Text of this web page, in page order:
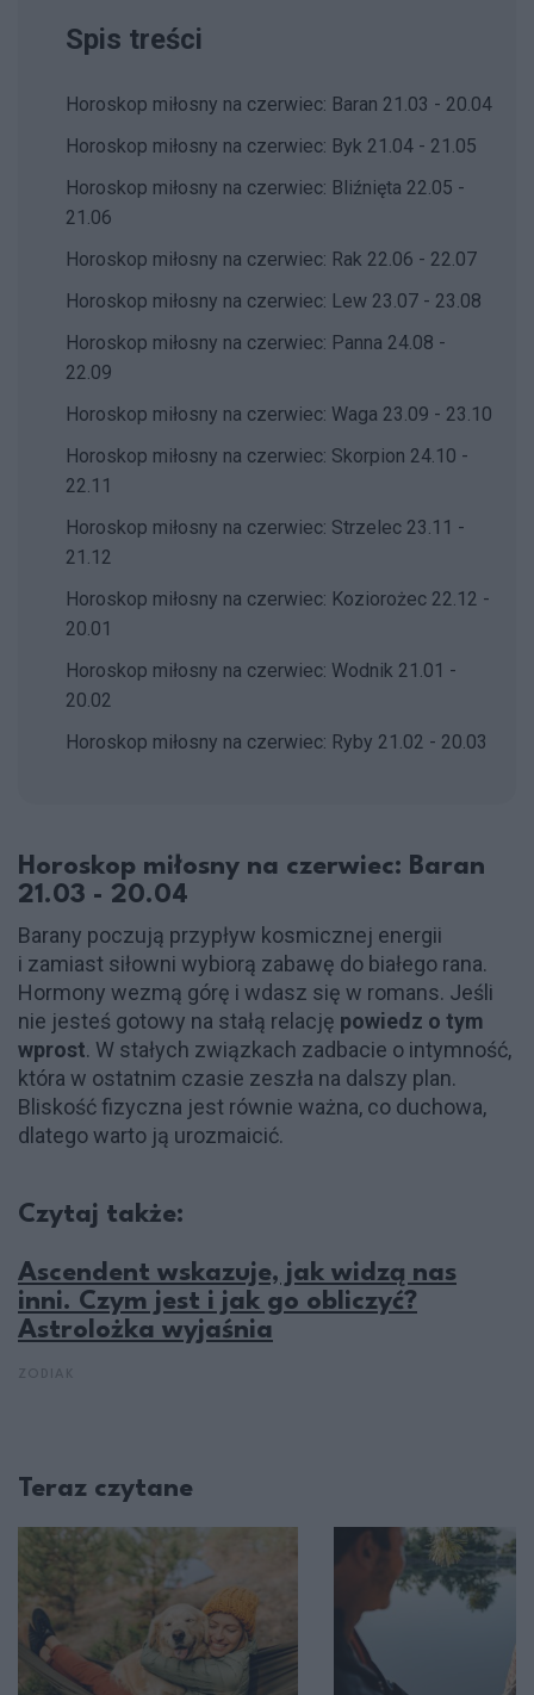
Spis treści
Horoskop miłosny na czerwiec: Baran 21.03 - 20.04
Horoskop miłosny na czerwiec: Byk 21.04 - 21.05
Horoskop miłosny na czerwiec: Bliźnięta 22.05 -
21.06
Horoskop miłosny na czerwiec: Rak 22.06 - 22.07
Horoskop miłosny na czerwiec: Lew 23.07 - 23.08
Horoskop miłosny na czerwiec: Panna 24.08 -
22.09
Horoskop miłosny na czerwiec: Waga 23.09 - 23.10
Horoskop miłosny na czerwiec: Skorpion 24.10 -
22.11
Horoskop miłosny na czerwiec: Strzelec 23.11 -
21.12
Horoskop miłosny na czerwiec: Koziorożec 22.12 -
20.01
Horoskop miłosny na czerwiec: Wodnik 21.01 -
20.02
Horoskop miłosny na czerwiec: Ryby 21.02 - 20.03
Horoskop miłosny na czerwiec: Baran
21.03 - 20.04
Barany poczują przypływ kosmicznej energii
i zamiast siłowni wybiorą zabawę do białego rana.
Hormony wezmą górę i wdasz się w romans. Jeśli
nie jesteś gotowy na stałą relację powiedz o tym
wprost. W stałych związkach zadbacie o intymność,
która w ostatnim czasie zeszła na dalszy plan.
Bliskość fizyczna jest równie ważna, co duchowa,
dlatego warto ją urozmaicić.
Czytaj także:
Ascendent wskazuje, jak widzą nas
inni. Czym jest i jak go obliczyć?
Astrolożka wyjaśnia
Teraz czytane